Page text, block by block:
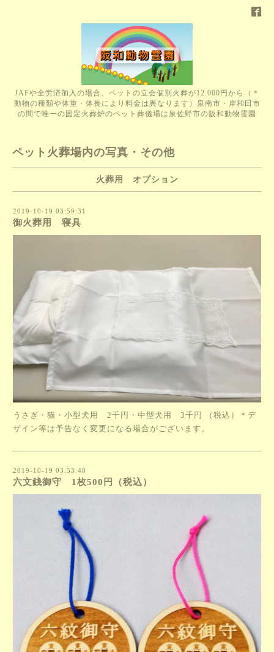
JAFや全労済加入の場合、ペットの立会個別火葬が12.000円から（＊
動物の種類や体重・体長により料金は異なります）泉南市・岸和田市
の間で唯一の固定火葬炉のペット葬儀場は泉佐野市の阪和動物霊園
ペット火葬場内の写真・その他
火葬用 オプション
2019-10-19 03:59:31
御火葬用 寝具
うさぎ・猫・小型犬用 2千円・中型犬用 3千円 （税込）＊デ
ザイン等は予告なく変更になる場合がございます。
2019-10-19 03:53:48
六文銭御守 1枚500円（税込）